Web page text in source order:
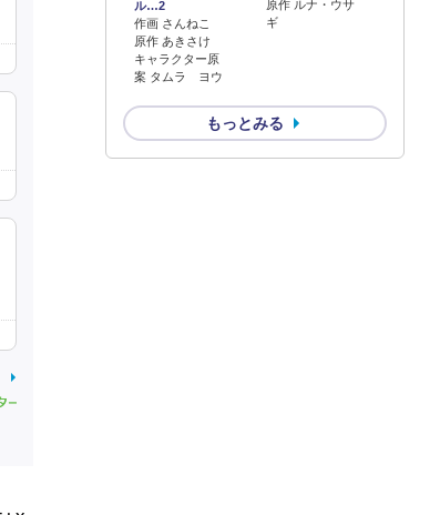
ル…2
作画 さんねこ
原作 あきさけ
キャラクター原
案 タムラ ヨウ
原作 ルナ・ウサ
ギ
もっとみる